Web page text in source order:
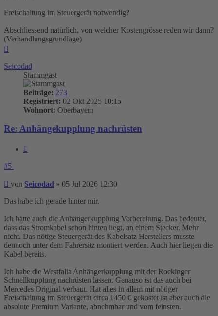
Freischaltung im Steuergerät notwendig?
Abschliessend natürlich, von welcher Kostengrösse reden wir dann?
(Verhandlungsgrundlage)
Seicodad
Stammgast
Beiträge: 273
Registriert: 02 Okt 2025 10:15
Wohnort: Oberbayern
Re: Anhängekupplung nachrüsten
#5
Beitrag
von Seicodad » 05 Jul 2026 12:30
Das habe ich gerade hinter mir.
Ich hatte auch die Anhängerkupplung Vorbereitung. Das bedeutet,
dass das Stromkabel schon hinten liegt, an einem Stecker. Mehr
nicht. Das nötige Steuergerät des Kabelsatz Herstellers musste
dennoch unter dem Fahrersitz montiert werden. Auch hier liegen die
Kabel bereits.
Ich habe die Westfalia Anhängerkupplung mit der Rockinger
Schnellkupplung nachrüsten lassen. Genauso ist das auch bei
Mercedes Original verbaut. Hat alles in allem mit nötiger
Freischaltung im Steuergerät circa 1450 € gekostet ist aber auch die
absolute Premium Variante, abnehmbar und vom feinsten.